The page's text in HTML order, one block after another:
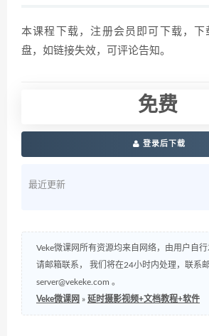
本课程下载，注册会员即可下载，下
盘，如链接失效，可评论告知。
免费
登录后下载
最近更新
Veke微课网所有资源均来自网络，由用户自行
请邮箱联系， 我们将在24小时内处理，联系邮
server@vekeke.com 。
Veke微课网 » 延时摄影视频+文档教程+软件